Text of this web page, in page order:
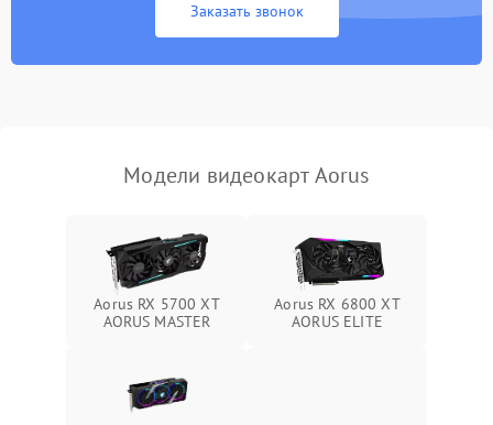
Программные сбои
Заказать звонок
Модели видеокарт Aorus
Aorus RX 5700 XT
AORUS MASTER
Aorus RX 6800 XT
AORUS ELITE